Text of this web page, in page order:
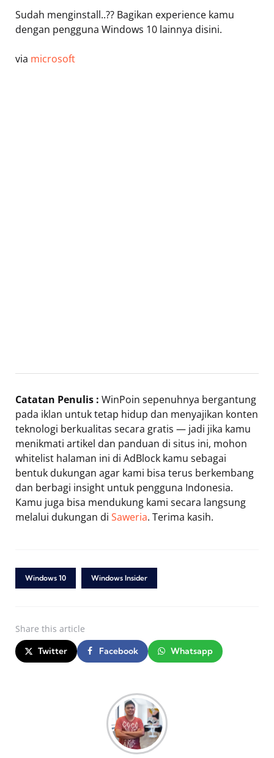
Sudah menginstall..?? Bagikan experience kamu
dengan pengguna Windows 10 lainnya disini.
via microsoft
Catatan Penulis : WinPoin sepenuhnya bergantung
pada iklan untuk tetap hidup dan menyajikan konten
teknologi berkualitas secara gratis — jadi jika kamu
menikmati artikel dan panduan di situs ini, mohon
whitelist halaman ini di AdBlock kamu sebagai
bentuk dukungan agar kami bisa terus berkembang
dan berbagi insight untuk pengguna Indonesia.
Kamu juga bisa mendukung kami secara langsung
melalui dukungan di Saweria. Terima kasih.
Windows 10 Windows Insider
Share this article
Twitter Facebook Whatsapp